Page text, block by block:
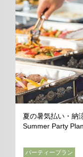
夏の暑気払い・納
Summer Party
パーティープラン